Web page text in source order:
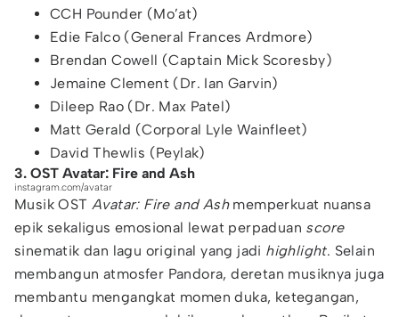
CCH Pounder (Mo’at)
Edie Falco (General Frances Ardmore)
Brendan Cowell (Captain Mick Scoresby)
Jemaine Clement (Dr. Ian Garvin)
Dileep Rao (Dr. Max Patel)
Matt Gerald (Corporal Lyle Wainfleet)
David Thewlis (Peylak)
3. OST Avatar: Fire and Ash
instagram.com/avatar
Musik OST Avatar: Fire and Ashmemperkuat nuansa
epik sekaligus emosional lewat perpaduan score
sinematik dan lagu original yang jadi highlight. Selain
membangun atmosfer Pandora, deretan musiknya juga
membantu mengangkat momen duka, ketegangan,